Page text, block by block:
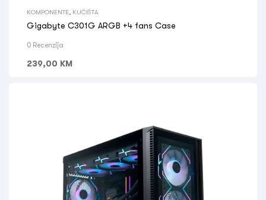
KOMPONENTE KUĆIŠTA
Gigabyte C301G ARGB +4 fans Case
0 Recenzija
239,00 KM